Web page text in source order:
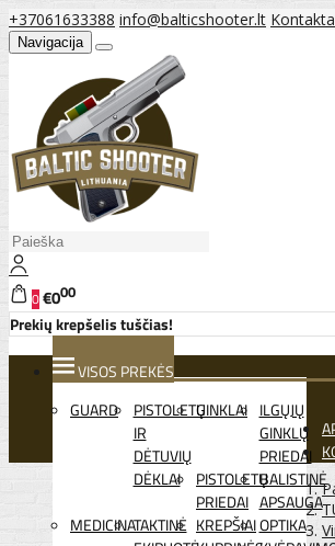
+37061633388 info@balticshooter.lt
Navigacija
0€000
Prekių krepšelis tuščias!
VISOS PREKĖS
GUARD
PISTOLETŲ
IR
DĖTUVIŲ
DĖKLAI
GINKLAI ILGŲJŲ
GINKLŲ
PRIEDAI
PISTOLETŲ
PRIEDAI
BALISTINĖ
APSAUGA
MEDICINATAKTINĖ KREPŠIAIOPTIKA